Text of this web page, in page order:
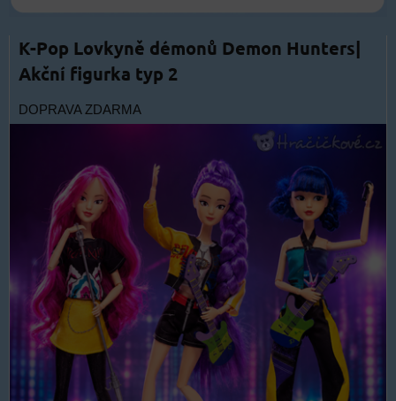
K-Pop Lovkyně démonů Demon Hunters|
Akční figurka typ 2
DOPRAVA ZDARMA